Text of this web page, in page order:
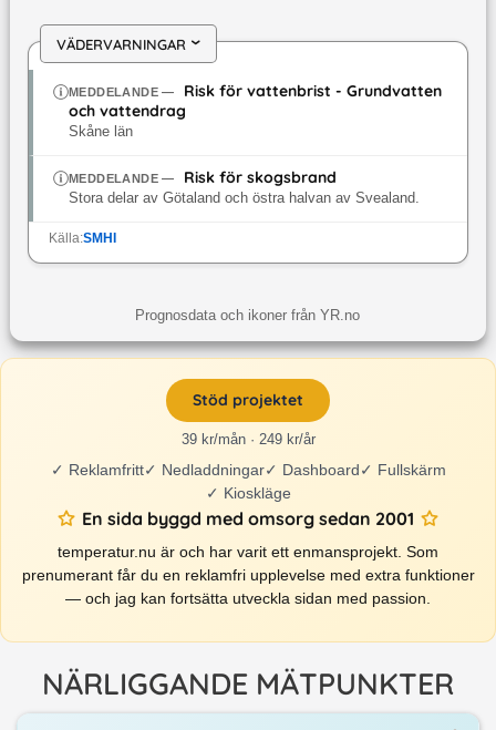
VÄDERVARNINGAR›
MEDDELANDE—
Risk för vattenbrist - Grundvatten
och vattendrag
Skåne län
MEDDELANDE— Risk för skogsbrand
Stora delar av Götaland och östra halvan av Svealand.
Källa:SMHI
Prognosdata och ikoner från YR.no
Stöd projektet
39 kr/mån · 249 kr/år
✓ Reklamfritt✓ Nedladdningar✓ Dashboard✓ Fullskärm
✓ Kioskläge
En sida byggd med omsorg sedan 2001
temperatur.nu är och har varit ett enmansprojekt. Som
prenumerant får du en reklamfri upplevelse med extra funktioner
— och jag kan fortsätta utveckla sidan med passion.
NÄRLIGGANDE MÄTPUNKTER